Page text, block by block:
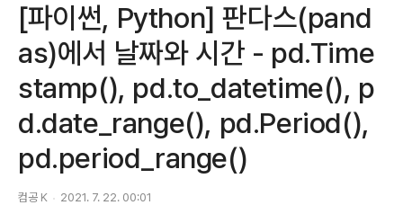
[파이썬, Python] 판다스(pand
as)에서 날짜와 시간 - pd.Time
stamp(), pd.to_datetime(), p
d.date_range(), pd.Period(),
pd.period_range()
컴공 K 2021. 7. 22. 00:01